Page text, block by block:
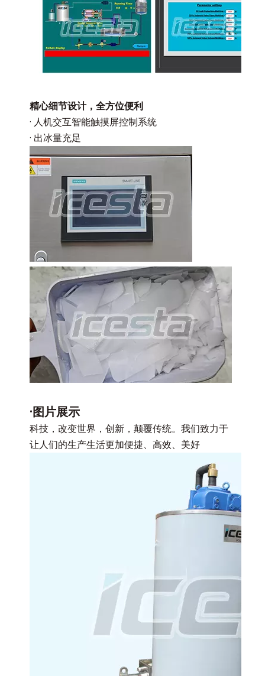
精心细节设计，全方位便利
· 人机交互智能触摸屏控制系统
· 出冰量充足
·图片展示
科技，改变世界，创新，颠覆传统。我们致力于
让人们的生产生活更加便捷、高效、美好